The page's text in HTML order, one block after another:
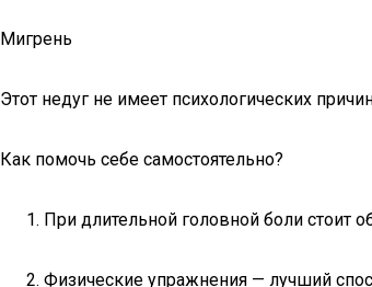
Мигрень
Этот недуг не имеет психологических
Как помочь себе самостоятельно?
При длительной головной боли стоит
Физические упражнения — лучший